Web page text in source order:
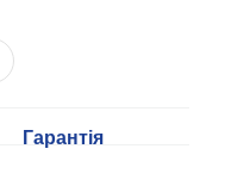
Гарантія